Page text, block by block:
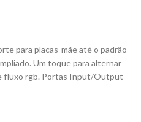
para placas-mãe até o padrão
Um toque para alternar
fluxo rgb. Portas Input/Output